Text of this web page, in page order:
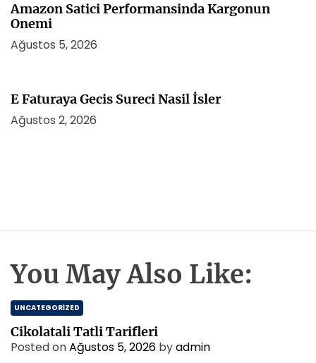
Amazon Satici Performansinda Kargonun
Onemi
Ağustos 5, 2026
E Faturaya Gecis Sureci Nasil İsler
Ağustos 2, 2026
You May Also Like:
UNCATEGORIZED
Cikolatali Tatli Tarifleri
Posted onAğustos 5, 2026 byadmin